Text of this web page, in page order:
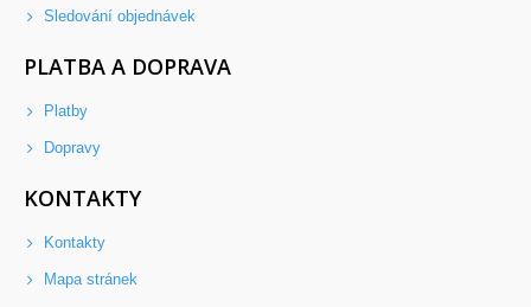
Sledování objednávek
PLATBA A DOPRAVA
Platby
Dopravy
KONTAKTY
Kontakty
Mapa stránek